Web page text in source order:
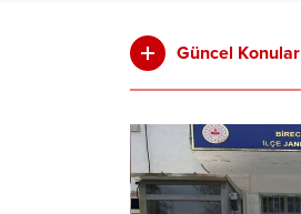
Güncel Konular